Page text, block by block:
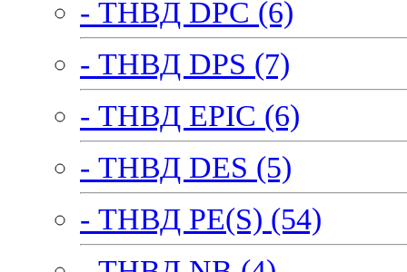
- ТНВД DPC (6)
- ТНВД DPS (7)
- ТНВД EPIC (6)
- ТНВД DES (5)
- ТНВД PE(S) (54)